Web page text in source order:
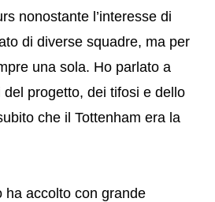
nonostante l’interesse di
di diverse squadre, ma per
una sola. Ho parlato a
del progetto, dei tifosi e dello
che il Tottenham era la
ha accolto con grande